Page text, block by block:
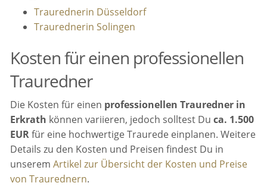
Traurednerin Düsseldorf
Traurednerin Solingen
Kosten für einen professionellen
Trauredner
Die Kosten für einen professionellen Trauredner in
Erkrath können variieren, jedoch solltest Duca. 1.500
EURfür eine hochwertige Traurede einplanen. Weitere
Details zu den Kosten und Preisen findest Du in
unseremArtikel zur Übersicht der Kosten und Preise
von Traurednern.